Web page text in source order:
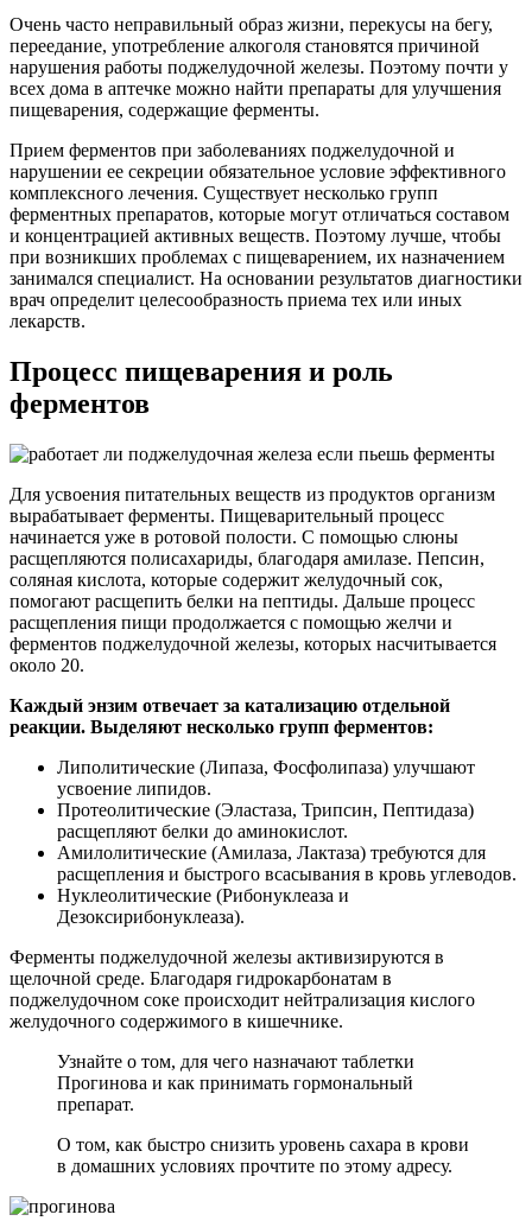
Очень часто неправильный образ жизни, перекусы на бегу,
переедание, употребление алкоголя становятся причиной
нарушения работы поджелудочной железы. Поэтому почти у
всех дома в аптечке можно найти препараты для улучшения
пищеварения, содержащие ферменты.
Прием ферментов при заболеваниях поджелудочной и
нарушении ее секреции обязательное условие эффективного
комплексного лечения. Существует несколько групп
ферментных препаратов, которые могут отличаться составом
и концентрацией активных веществ. Поэтому лучше, чтобы
при возникших проблемах с пищеварением, их назначением
занимался специалист. На основании результатов диагностики
врач определит целесообразность приема тех или иных
лекарств.
Процесс пищеварения и роль
ферментов
Для усвоения питательных веществ из продуктов организм
вырабатывает ферменты. Пищеварительный процесс
начинается уже в ротовой полости. С помощью слюны
расщепляются полисахариды, благодаря амилазе. Пепсин,
соляная кислота, которые содержит желудочный сок,
помогают расщепить белки на пептиды. Дальше процесс
расщепления пищи продолжается с помощью желчи и
ферментов поджелудочной железы, которых насчитывается
около 20.
Каждый энзим отвечает за катализацию отдельной
реакции. Выделяют несколько групп ферментов:
Липолитические (Липаза, Фосфолипаза) улучшают
усвоение липидов.
Протеолитические (Эластаза, Трипсин, Пептидаза)
расщепляют белки до аминокислот.
Амилолитические (Амилаза, Лактаза) требуются для
расщепления и быстрого всасывания в кровь углеводов.
Нуклеолитические (Рибонуклеаза и
Дезоксирибонуклеаза).
Ферменты поджелудочной железы активизируются в
щелочной среде. Благодаря гидрокарбонатам в
поджелудочном соке происходит нейтрализация кислого
желудочного содержимого в кишечнике.
Узнайте о том, для чего назначают таблетки
Прогинова и как принимать гормональный
препарат.
О том, как быстро снизить уровень сахара в крови
в домашних условиях прочтите по этому адресу.